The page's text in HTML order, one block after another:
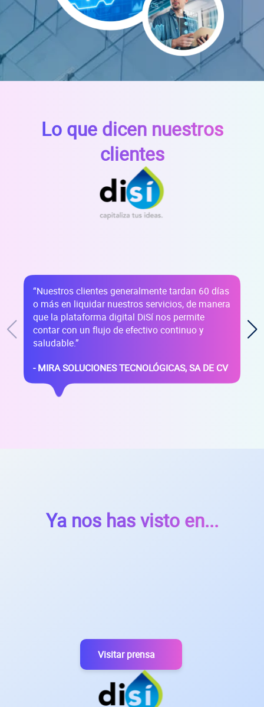
Lo que dicen nuestros
clientes
“Nuestros clientes generalmente tardan 60 días
o más en liquidar nuestros servicios, de manera
que la plataforma digital DiSí nos permite
contar con un flujo de efectivo continuo y
saludable.”
- MIRA SOLUCIONES TECNOLÓGICAS, SA DE CV
Ya nos has visto en...
Visitar prensa
Dirección del negocio: Calle
Núm. Ext./Int.
+73